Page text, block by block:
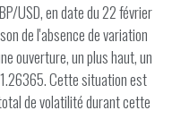
USD, en date du 22 février
de l'absence de variation
ouverture, un plus haut, un
Cette situation est
de volatilité durant cette